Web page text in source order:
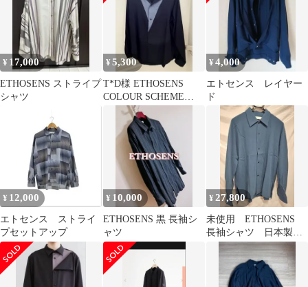
¥ 17,000
ETHOSENS ストライプ
シャツ
¥5,300
T*D様 ETHOSENS
COLOUR SCHEME
SH（随時値下）
¥4,000
エトセンス レイヤー
ド
¥ 12,000
エトセンス ストライ
プセットアップ
¥ 10,000
ETHOSENS 黒 長袖シ
ャツ
¥27,800
未使用 ETHOSENS
長袖シャツ 日本製
ブルーグリーン